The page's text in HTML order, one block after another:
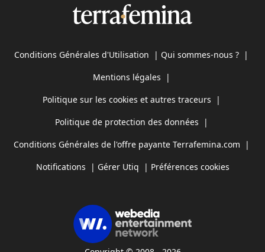
Conditions Générales d'Utilisation | Qui sommes-nous ? |
Mentions légales |
Politique sur les cookies et autres traceurs |
Politique de protection des données |
Conditions Générales de l'offre payante Terrafemina.com |
Notifications | Gérer Utiq | Préférences cookies